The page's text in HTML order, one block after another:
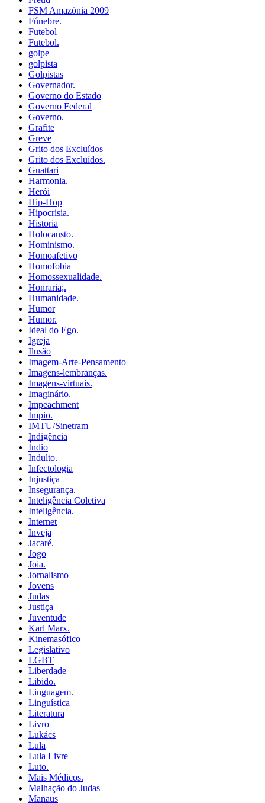
FSM Amazônia 2009
Fúnebre.
Futebol
Futebol.
golpe
golpista
Golpistas
Governador.
Governo do Estado
Governo Federal
Governo.
Grafite
Greve
Grito dos Excluídos
Grito dos Excluídos.
Guattari
Harmonia.
Herói
Hip-Hop
Hipocrisia.
Historia
Holocausto.
Hominismo.
Homoafetivo
Homofobia
Homossexualidade.
Honraria;.
Humanidade.
Humor
Humor.
Ideal do Ego.
Igreja
Ilusão
Imagem-Arte-Pensamento
Imagens-lembranças.
Imagens-virtuais.
Imaginário.
Impeachment
Ímpio.
IMTU/Sinetram
Indigência
Índio
Indulto.
Infectologia
Injustiça
Insegurança.
Inteligência Coletiva
Inteligência.
Internet
Inveja
Jacaré.
Jogo
Joia.
Jornalismo
Jovens
Judas
Justiça
Juventude
Karl Marx.
Kinemasófico
Legislativo
LGBT
Liberdade
Libido.
Linguagem.
Linguística
Literatura
Livro
Lukács
Lula
Lula Livre
Luto.
Mais Médicos.
Malhação do Judas
Manaus